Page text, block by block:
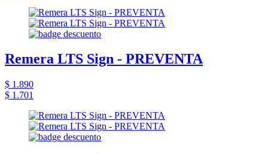
Remera LTS Sign - PREVENTA
$ 1.890
$ 1.701